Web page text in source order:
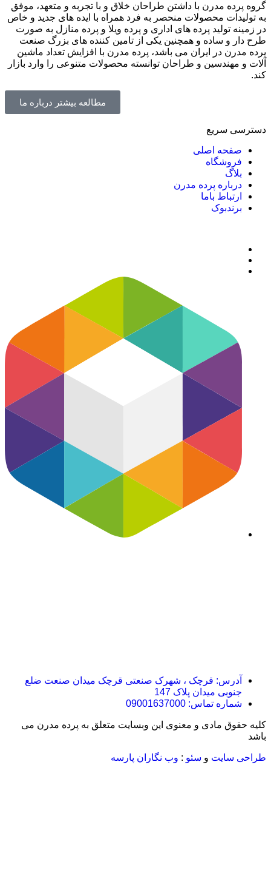
گروه پرده مدرن با داشتن طراحان خلاق و با تجربه و متعهد، موفق
به تولیدات محصولات منحصر به فرد همراه با ایده های جدید و خاص
در زمینه تولید پرده های اداری و پرده ویلا و پرده منازل به صورت
طرح دار و ساده و همچنین یکی از تامین کننده های بزرگ صنعت
پرده مدرن در ایران می باشد، پرده مدرن با افزایش تعداد ماشین
آلات و مهندسین و طراحان توانسته محصولات متنوعی را وارد بازار
کند.
مطالعه بیشتر درباره ما
دسترسی سریع
صفحه اصلی
فروشگاه
بلاگ
درباره پرده مدرن
ارتباط باما
برندبوک
آدرس: قرچک ، شهرک صنعتی قرچک میدان صنعت ضلع
جنوبی میدان پلاک 147
شماره تماس: 09001637000
کلیه حقوق مادی و معنوی این وبسایت متعلق به پرده مدرن می
باشد
طراحی سایت و سئو : وب نگاران پارسه